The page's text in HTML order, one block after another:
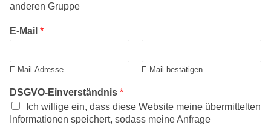
anderen Gruppe
E-Mail *
E-Mail-Adresse E-Mail bestätigen
DSGVO-Einverständnis *
Ich willige ein, dass diese Website meine übermittelten
Informationen speichert, sodass meine Anfrage